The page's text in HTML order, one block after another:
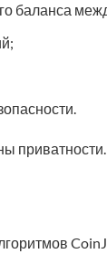
баланса
приватности.